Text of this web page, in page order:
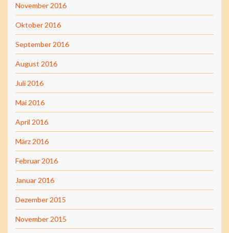
November 2016
Oktober 2016
September 2016
August 2016
Juli 2016
Mai 2016
April 2016
März 2016
Februar 2016
Januar 2016
Dezember 2015
November 2015